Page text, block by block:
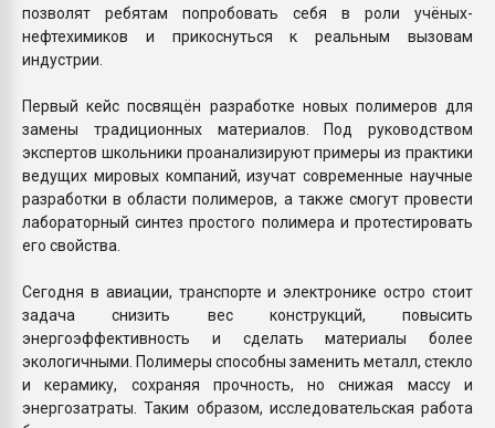
позволят ребятам попробовать себя в роли учёных-
нефтехимиков и прикоснуться к реальным вызовам
индустрии.
Первый кейс посвящён разработке новых полимеров для
замены традиционных материалов. Под руководством
экспертов школьники проанализируют примеры из практики
ведущих мировых компаний, изучат современные научные
разработки в области полимеров, а также смогут провести
лабораторный синтез простого полимера и протестировать
его свойства.
Сегодня в авиации, транспорте и электронике остро стоит
задача снизить вес конструкций, повысить
энергоэффективность и сделать материалы более
экологичными. Полимеры способны заменить металл, стекло
и керамику, сохраняя прочность, но снижая массу и
энергозатраты. Таким образом, исследовательская работа